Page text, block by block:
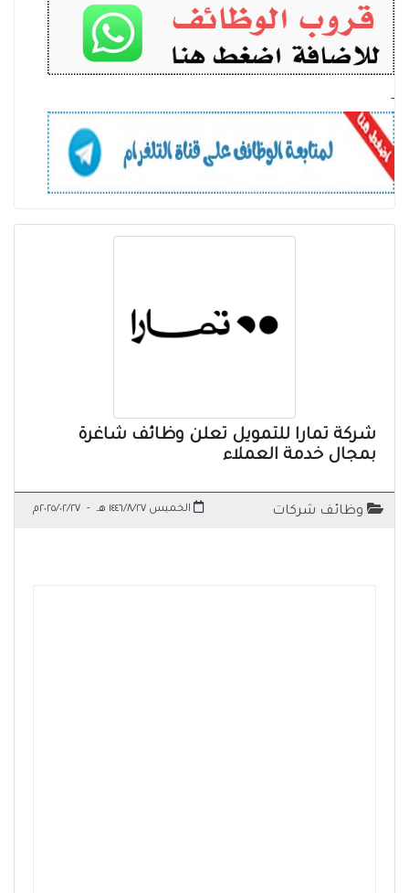
-
شركة تمارا للتمويل تعلن وظائف شاغرة
بمجال خدمة العملاء
وظائف شركات الخميس ١٤٤٦/٨/٢٧ هـ - ٢٠٢٥/٠٢/٢٧م